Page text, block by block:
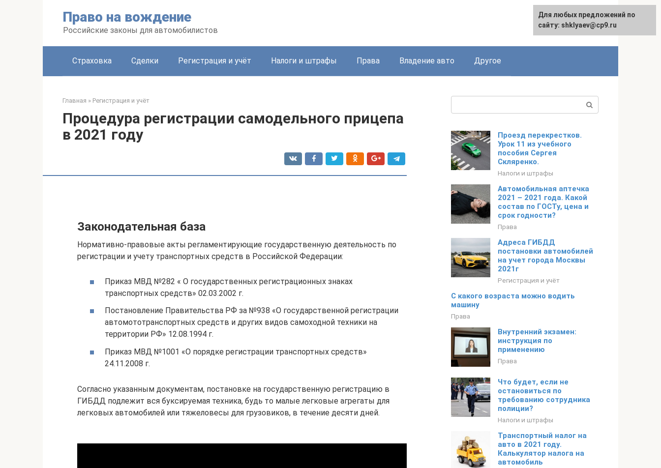
Право на вождение
Российские законы для автомобилистов
Страховка Сделки Регистрация и учёт Налоги и штрафы Права Владение авто Другое
Главная » Регистрация и учёт
Процедура регистрации самодельного прицепа
в 2021 году
Законодательная база
Нормативно-правовые акты регламентирующие государственную деятельность по
регистрации и учету транспортных средств в Российской Федерации:
Приказ МВД №282 « О государственных регистрационных знаках
транспортных средств» 02.03.2002 г.
Постановление Правительства РФ за №938 «О государственной регистрации
автомототранспортных средств и других видов самоходной техники на
территории РФ» 12.08.1994 г.
Приказ МВД №1001 «О порядке регистрации транспортных средств»
24.11.2008 г.
Согласно указанным документам, постановке на государственную регистрацию в
ГИБДД подлежит вся буксируемая техника, будь то малые легковые агрегаты для
легковых автомобилей или тяжеловесы для грузовиков, в течение десяти дней.
Проезд перекрестков.
Урок 11 из учебного
пособия Сергея
Скляренко.
Налоги и штрафы
Автомобильная аптечка
2021 – 2021 года. Какой
состав по ГОСТу, цена и
срок годности?
Права
Адреса ГИБДД
постановки автомобилей
на учет города Москвы
2021г
Регистрация и учёт
С какого возраста можно водить
машину
Права
Внутренний экзамен:
инструкция по
применению
Права
Что будет, если не
остановиться по
требованию сотрудника
полиции?
Налоги и штрафы
Транспортный налог на
авто в 2021 году.
Калькулятор налога на
автомобиль
Для любых предложений по
сайту: shklyaev@cp9.ru